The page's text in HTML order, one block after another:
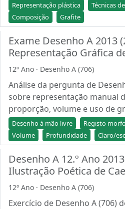
Representação plástica Técnicas
Composição
Grafite
Exame Desenho A 2013
Representação Gráfica
12º Ano · Desenho A (706)
Análise da pergunta de
sobre representação manual
proporção, volume e uso de
Desenho à mão livre Registo
Volume
Profundidade Claro/
Desenho A 12.º Ano 2013
Ilustração Poética de
12º Ano · Desenho A (706)
Exercício de Desenho A (706)